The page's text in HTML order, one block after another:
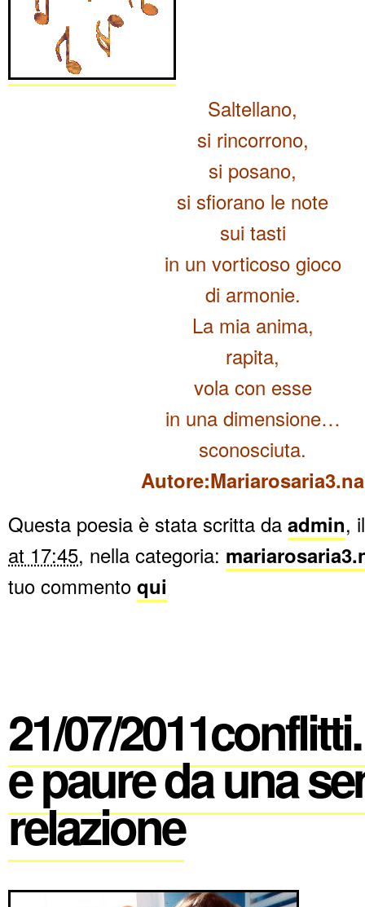
Saltellano,
si rincorrono,
si posano,
si sfiorano le note
sui tasti
in un vorticoso gioco
di armonie.
La mia anima,
rapita,
vola con esse
in una dimensione…
sconosciuta.
Autore:Mariarosaria3.na
Questa poesia è stata scritta da admin,
at 17:45, nella categoria:
tuo commento qui
21/07/
e paure da una
relazione